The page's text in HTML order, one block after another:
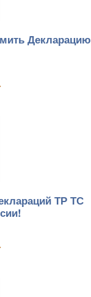
Декларацию
ТР ТС